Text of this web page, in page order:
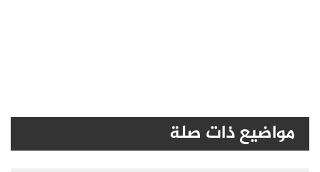
مواضيع ذات صلة